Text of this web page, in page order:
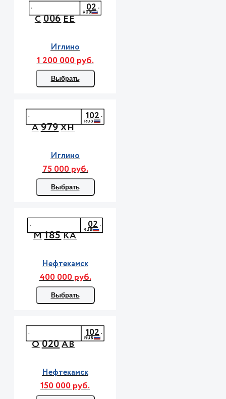
С006ЕЕ
02
Иглино
1 200 000 руб.
Выбрать
А979ХН
102
Иглино
75 000 руб.
Выбрать
М185КА
02
Нефтекамск
400 000 руб.
Выбрать
О020АВ
102
Нефтекамск
150 000 руб.